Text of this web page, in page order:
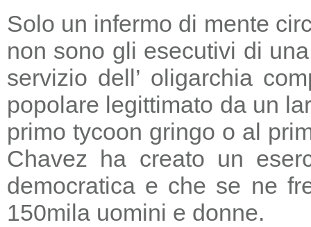
Solo un infermo di mente
non sono gli esecutivi di
servizio dell’ oligarchia
popolare legittimato da un
primo tycoon gringo o al
Chavez ha creato un
democratica e che se ne
150mila uomini e donne.